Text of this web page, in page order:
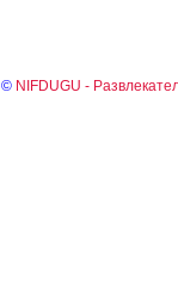
© NIFDUGU -